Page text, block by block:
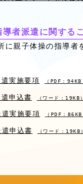
導者派遣に関する
に親子体操の指導者
実施要項 （PDF：94KB
申込書 （ワード：19KB
実施要項 （PDF：
申込書 （ワード：19KB